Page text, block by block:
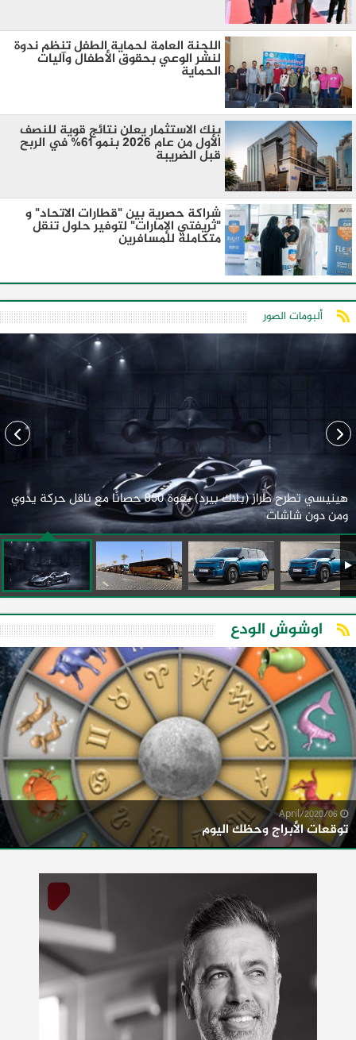
اللجنة العامة لحماية الطفل تنظم ندوة
لنشر الوعي بحقوق الأطفال وآليات
الحماية
بنك الاستثمار يعلن نتائج قوية للنصف
الأول من عام 2026 بنمو 61% في الربح
قبل الضريبة
شراكة حصرية بين "قطارات الاتحاد" و
"ثريفتي الإمارات" لتوفير حلول تنقل
متكاملة للمسافرين
ألبومات الصور
هينيسي تطرح طراز (بلاك بيرد) بقوة 850 حصانًا مع ناقل حركة يدوي
ومن دون شاشات
اوشوش الودع
توقعات الأبراج وحظك اليوم